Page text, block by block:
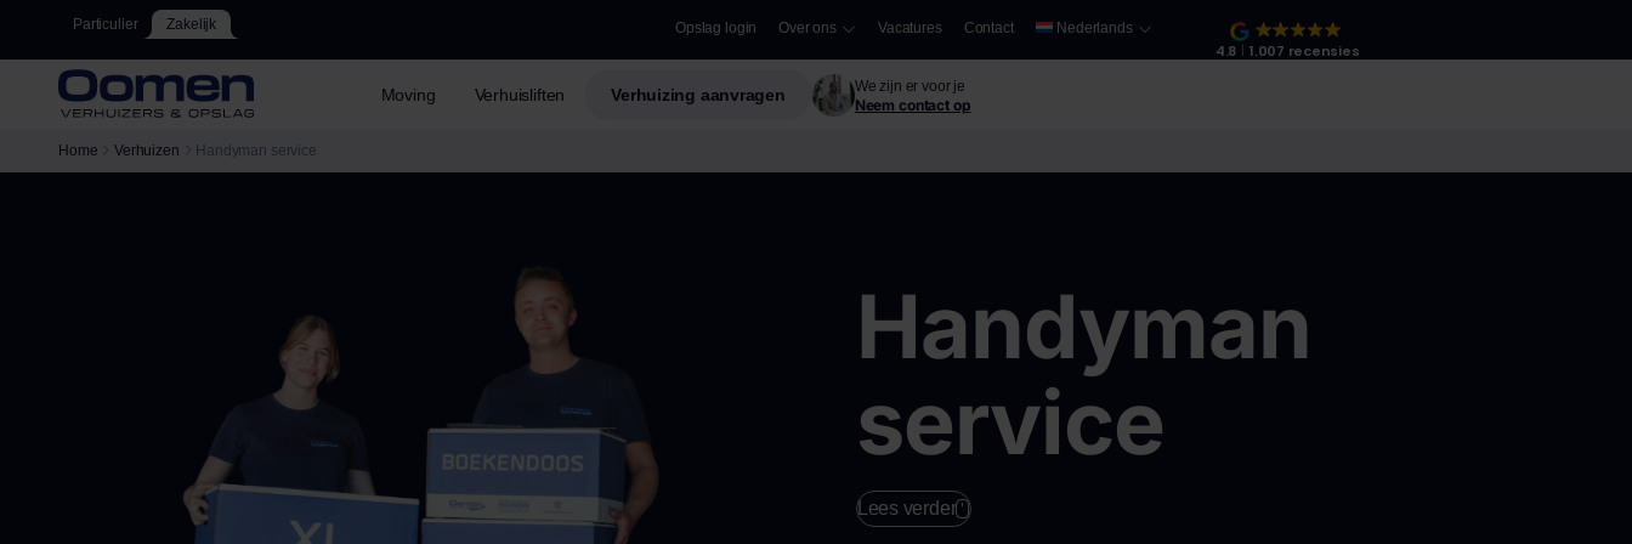
Particulier Zakelijk Opslag login Over ons Vacatures Contact Nederlands
4.8 1.007 recensies
Moving Verhuisliften Verhuizing aanvragen We zijn er voor je
Neem contact op
Home Verhuizen Handyman service
Handyman
service
Lees verder